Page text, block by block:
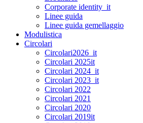
Corporate identity_it
Linee guida
Linee guida gemellaggio
Modulistica
Circolari
Circolari2026_it
Circolari 2025it
Circolari 2024_it
Circolari 2023_it
Circolari 2022
Circolari 2021
Circolari 2020
Circolari 2019it